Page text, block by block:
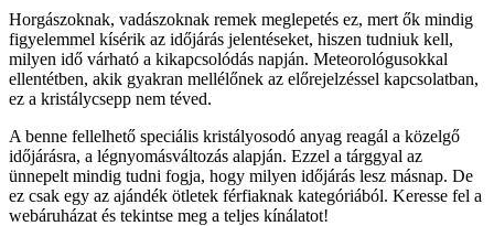
Horgászoknak, vadászoknak remek meglepetés ez, mert ők mindig
figyelemmel kísérik az időjárás jelentéseket, hiszen tudniuk kell,
milyen idő várható a kikapcsolódás napján. Meteorológusokkal
ellentétben, akik gyakran mellélőnek az előrejelzéssel kapcsolatban,
ez a kristálycsepp nem téved.
A benne fellelhető speciális kristályosodó anyag reagál a közelgő
időjárásra, a légnyomásváltozás alapján. Ezzel a tárggyal az
ünnepelt mindig tudni fogja, hogy milyen időjárás lesz másnap. De
ez csak egy az ajándék ötletek férfiaknak kategóriából. Keresse fel a
webáruházat és tekintse meg a teljes kínálatot!